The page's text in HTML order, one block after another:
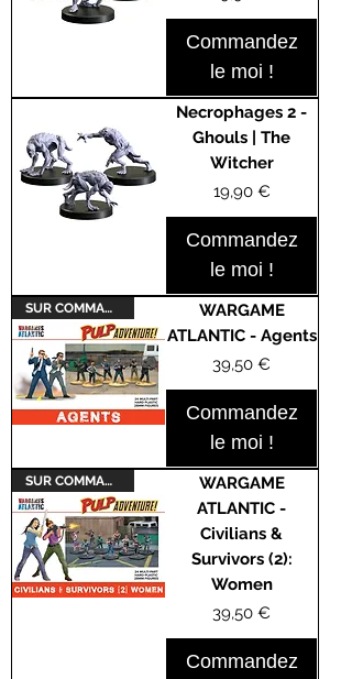
Commandez
le moi !
Necrophages 2 -
Ghouls | The
Witcher
Prix
19,90 €
Commandez
le moi !
SUR COMMANDE
WARGAME
ATLANTIC - Agents
Prix
39,50 €
Commandez
le moi !
SUR COMMANDE
WARGAME
ATLANTIC -
Civilians &
Survivors (2):
Women
Prix
39,50 €
Commandez